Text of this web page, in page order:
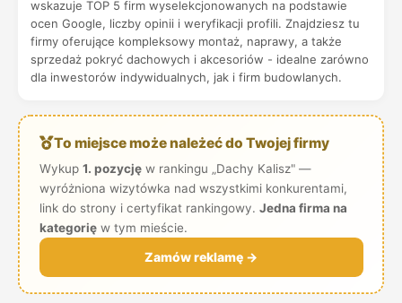
wskazuje TOP 5 firm wyselekcjonowanych na podstawie
ocen Google, liczby opinii i weryfikacji profili. Znajdziesz tu
firmy oferujące kompleksowy montaż, naprawy, a także
sprzedaż pokryć dachowych i akcesoriów - idealne zarówno
dla inwestorów indywidualnych, jak i firm budowlanych.
To miejsce może należeć do Twojej firmy
Wykup 1. pozycjęw rankingu „Dachy Kalisz" —
wyróżniona wizytówka nad wszystkimi konkurentami,
link do strony i certyfikat rankingowy. Jedna firma na
kategorięw tym mieście.
Zamów reklamę →